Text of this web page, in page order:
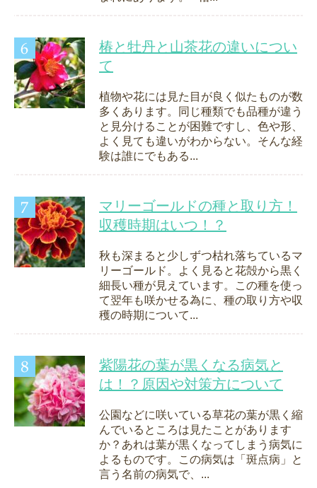
椿と牡丹と山茶花の違いについ
て
植物や花には見た目が良く似たものが数
多くあります。同じ種類でも品種が違う
と見分けることが困難ですし、色や形、
よく見ても違いがわからない。そんな経
験は誰にでもある...
マリーゴールドの種と取り方！
収穫時期はいつ！？
秋も深まると少しずつ枯れ落ちているマ
リーゴールド。よく見ると花殻から黒く
細長い種が見えています。この種を使っ
て翌年も咲かせる為に、種の取り方や収
穫の時期について...
紫陽花の葉が黒くなる病気と
は！？原因や対策方について
公園などに咲いている草花の葉が黒く縮
んでいるところは見たことがあります
か？あれは葉が黒くなってしまう病気に
よるものです。この病気は「斑点病」と
言う名前の病気で、...